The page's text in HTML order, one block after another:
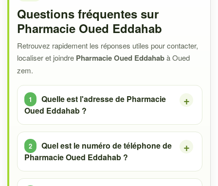
Questions fréquentes sur
Pharmacie Oued Eddahab
Retrouvez rapidement les réponses utiles pour contacter,
localiser et joindre Pharmacie Oued Eddahabà Oued
zem.
Quelle est l'adresse de Pharmacie
Oued Eddahab ?
Quel est le numéro de téléphone de
Pharmacie Oued Eddahab ?